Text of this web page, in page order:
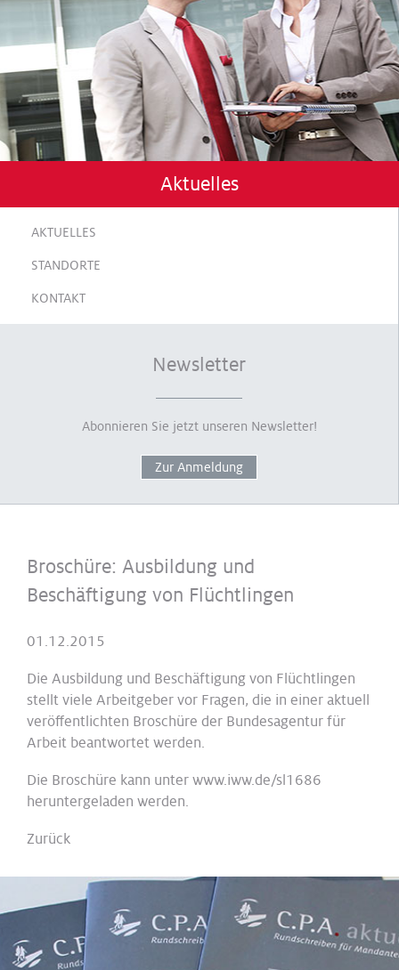
Aktuelles
AKTUELLES
STANDORTE
KONTAKT
Newsletter
Abonnieren Sie jetzt unseren Newsletter!
Zur Anmeldung
Broschüre: Ausbildung und
Beschäftigung von Flüchtlingen
01.12.2015
Die Ausbildung und Beschäftigung von Flüchtlingen
stellt viele Arbeitgeber vor Fragen, die in einer aktuell
veröffentlichten Broschüre der Bundesagentur für
Arbeit beantwortet werden.
Die Broschüre kann unter www.iww.de/sl1686
heruntergeladen werden.
Zurück